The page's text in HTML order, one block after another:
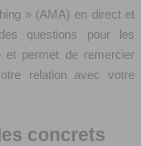
» (AMA) en direct et
questions pour les
et permet de remercier
relation avec votre
concrets